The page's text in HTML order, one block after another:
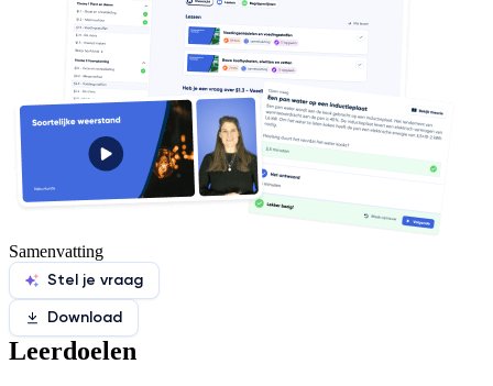
Samenvatting
Stel je vraag
Download
Leerdoelen